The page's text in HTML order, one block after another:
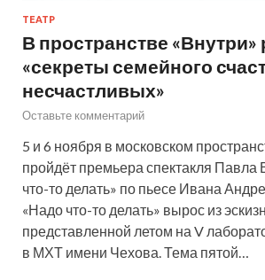
ТЕАТР
В пространстве «Внутри»
«секреты семейного
несчастливых»
Оставьте комментарий
5 и 6 ноября в московском
пройдёт премьера спектакля
что-то делать» по пьесе Ивана
«Надо что-то делать» вырос из
представленной летом на V
в МХТ имени Чехова. Тема пятой…